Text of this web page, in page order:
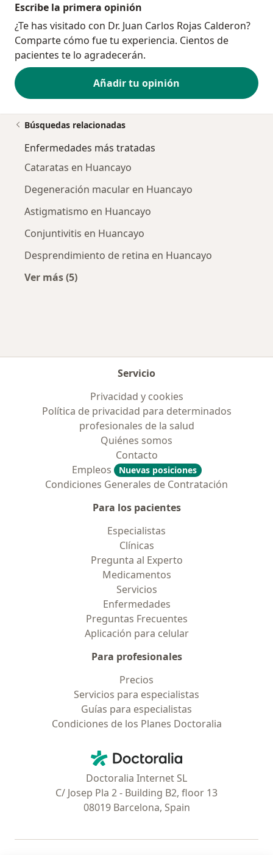
Escribe la primera opinión
¿Te has visitado con Dr. Juan Carlos Rojas Calderon?
Comparte cómo fue tu experiencia. Cientos de
pacientes te lo agradecerán.
Añadir tu opinión
Búsquedas relacionadas
Enfermedades más tratadas
Cataratas en Huancayo
Degeneración macular en Huancayo
Astigmatismo en Huancayo
Conjuntivitis en Huancayo
Desprendimiento de retina en Huancayo
Ver más (5)
Servicio
Privacidad y cookies
Política de privacidad para determinados
profesionales de la salud
Quiénes somos
Contacto
Empleos
Nuevas posiciones
Condiciones Generales de Contratación
Para los pacientes
Especialistas
Clínicas
Pregunta al Experto
Medicamentos
Servicios
Enfermedades
Preguntas Frecuentes
Aplicación para celular
Para profesionales
Precios
Servicios para especialistas
Guías para especialistas
Condiciones de los Planes Doctoralia
Doctoralia - Página de inicio
Doctoralia Internet SL
C/ Josep Pla 2 - Building B2, floor 13
08019 Barcelona, Spain